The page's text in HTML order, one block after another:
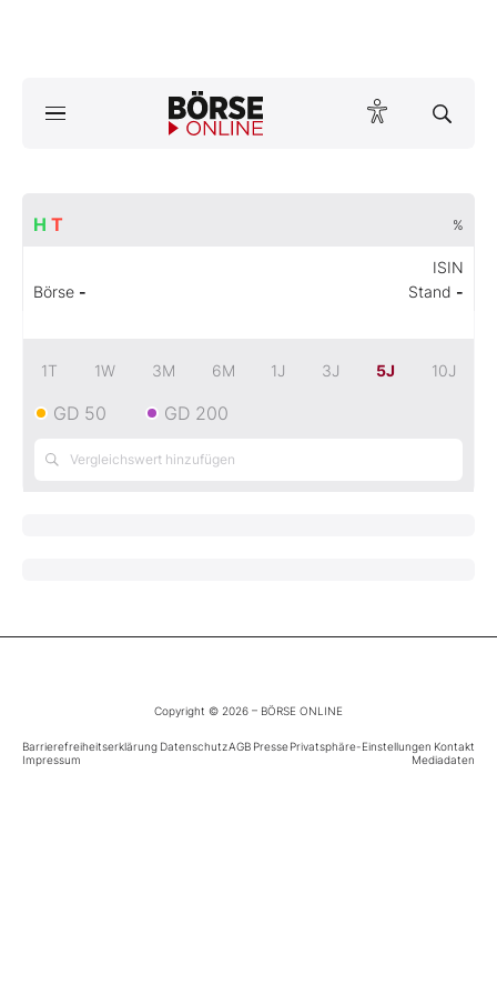
ktuelle Ausgabe BÖRSE ONLINE lesen
Abo & Shop
Kontakt
%
H T
ISIN
Börse - Stand -
1T 1W 3M 6M 1J 3J 5J 10J
GD 50 GD 200
Copyright © 2026 – BÖRSE ONLINE
Barrierefreiheitserklärung DatenschutzAGB PressePrivatsphäre-Einstellungen Kontakt
Impressum
Mediadaten